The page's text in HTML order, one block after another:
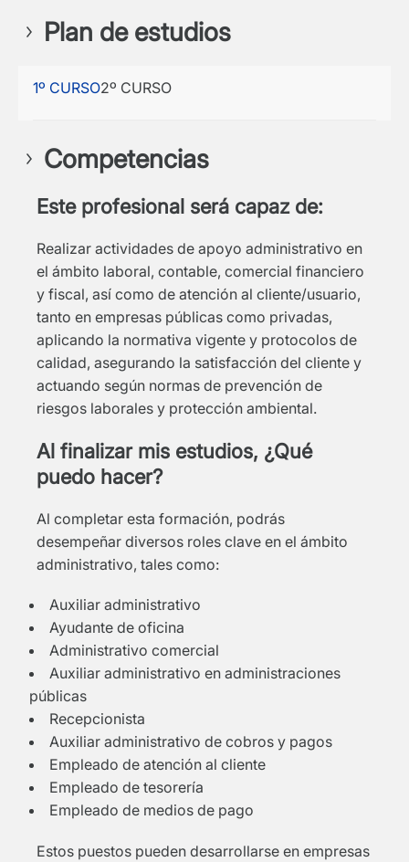
Plan de estudios
1º CURSO2º CURSO
Competencias
Este profesional será capaz de:
Realizar actividades de apoyo administrativo en
el ámbito laboral, contable, comercial financiero
y fiscal, así como de atención al cliente/usuario,
tanto en empresas públicas como privadas,
aplicando la normativa vigente y protocolos de
calidad, asegurando la satisfacción del cliente y
actuando según normas de prevención de
riesgos laborales y protección ambiental.
Al finalizar mis estudios, ¿Qué
puedo hacer?
Al completar esta formación, podrás
desempeñar diversos roles clave en el ámbito
administrativo, tales como:
Auxiliar administrativo
Ayudante de oficina
Administrativo comercial
Auxiliar administrativo en administraciones
públicas
Recepcionista
Auxiliar administrativo de cobros y pagos
Empleado de atención al cliente
Empleado de tesorería
Empleado de medios de pago
Estos puestos pueden desarrollarse en empresas